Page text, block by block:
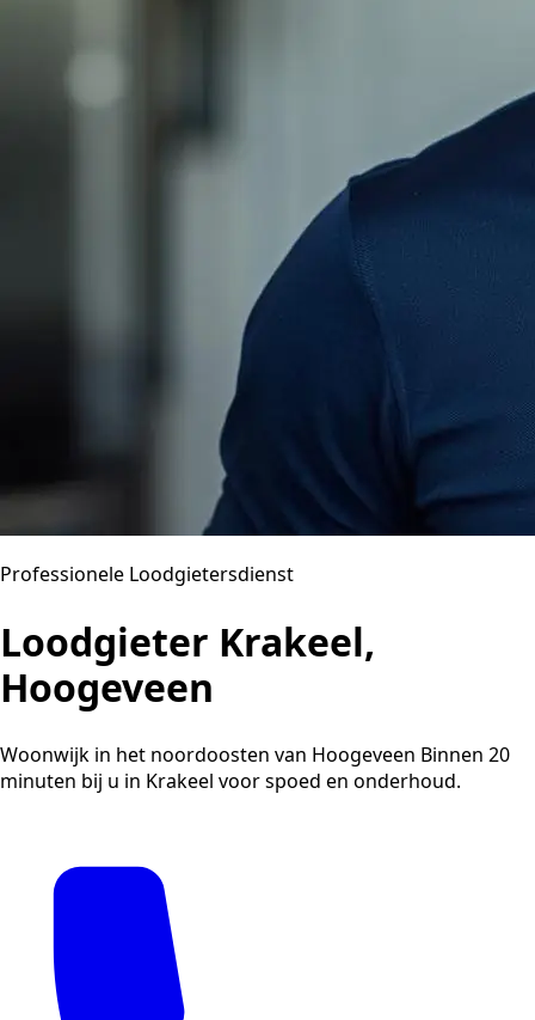
Professionele Loodgietersdienst
Loodgieter Krakeel,
Hoogeveen
Woonwijk in het noordoosten van Hoogeveen Binnen 20
minuten bij u in Krakeel voor spoed en onderhoud.